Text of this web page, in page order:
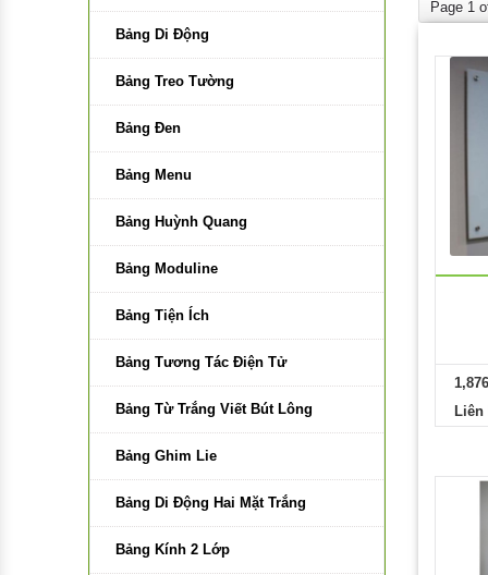
Giấy in V Paper
Giấy in Delight
Giấy in Copy Paper
Giấy in Subaru
Giấy in A-One
Giấy in Viva
Giấy in Smartist
Giấy In EPAPER
Găng Tay Da Hàn
Găng Tay Chống Hóa Chất
Găng Tay Vải Bạt
Găng Tay Y Tế
Găng Tay Cách Điện
Găng Tay Phủ Hạt Nhựa
Bảng Di Động
Bảng Treo Tường
Bảng Đen
Bảng Menu
Bảng Huỳnh Quang
Bảng Moduline
Bảng Tiện Ích
Bảng Tương Tác Điện Tử
Bảng Từ Trắng Viết Bút Lông
Bảng Ghim Lie
Bảng Di Động Hai Mặt Trắng
Bảng Kính 2 Lớp
Page 1
Liên